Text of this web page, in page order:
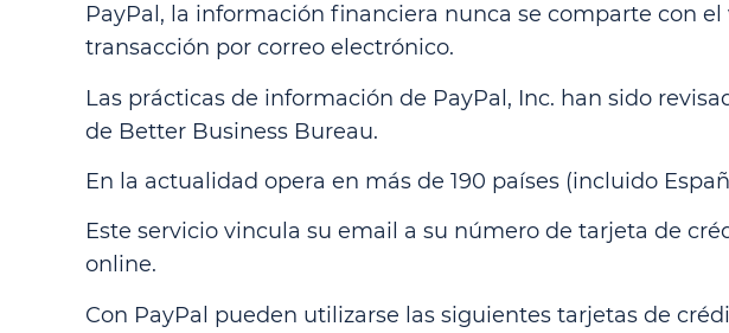
PayPal, la información financiera nunca se comparte con
transacción por correo electrónico.
Las prácticas de información de PayPal, Inc. han sido
de Better Business Bureau.
En la actualidad opera en más de 190 países (incluido
Este servicio vincula su email a su número de tarjeta de
online.
Con PayPal pueden utilizarse las siguientes tarjetas de